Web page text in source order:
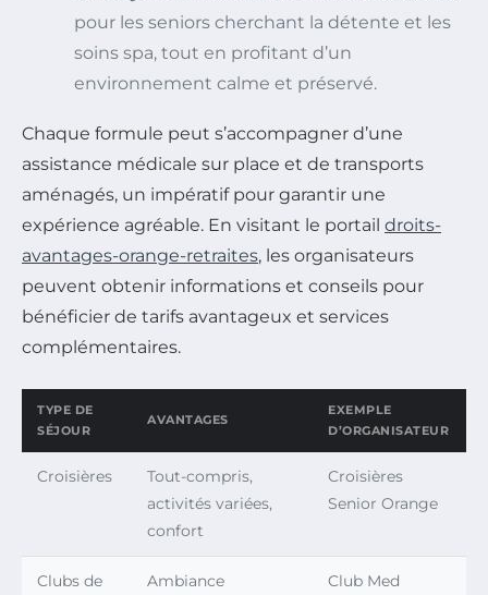
pour les seniors cherchant la détente et les
soins spa, tout en profitant d’un
environnement calme et préservé.
Chaque formule peut s’accompagner d’une
assistance médicale sur place et de transports
aménagés, un impératif pour garantir une
expérience agréable. En visitant le portail droits-
avantages-orange-retraites, les organisateurs
peuvent obtenir informations et conseils pour
bénéficier de tarifs avantageux et services
complémentaires.
TYPE DE
SÉJOUR
AVANTAGES
EXEMPLE
D’ORGANISATEUR
Croisières
Tout-compris,
activités variées,
confort
Croisières
Senior Orange
Clubs de Ambiance Club Med